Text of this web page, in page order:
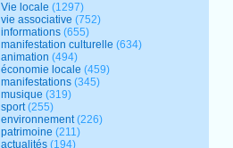
Vie locale (1297)
vie associative (752)
informations (655)
manifestation culturelle (634)
animation (494)
économie locale (459)
manifestations (345)
musique (319)
sport(255)
environnement(226)
patrimoine (211)
actualités (194)